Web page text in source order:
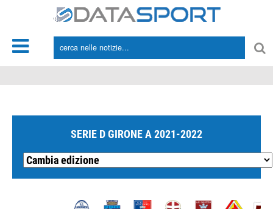
SERIE D GIRONE A 2021-2022